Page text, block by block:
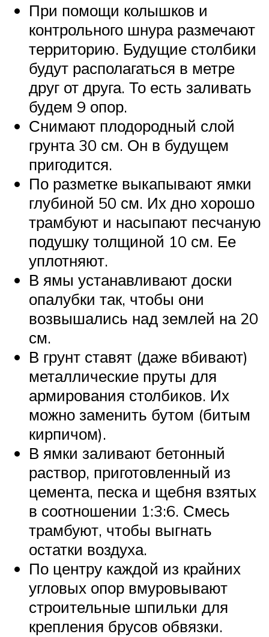
При помощи колышков и
контрольного шнура размечают
территорию. Будущие столбики
будут располагаться в метре
друг от друга. То есть заливать
будем 9 опор.
Снимают плодородный слой
грунта 30 см. Он в будущем
пригодится.
По разметке выкапывают ямки
глубиной 50 см. Их дно хорошо
трамбуют и насыпают песчаную
подушку толщиной 10 см. Ее
уплотняют.
В ямы устанавливают доски
опалубки так, чтобы они
возвышались над землей на 20
см.
В грунт ставят (даже вбивают)
металлические пруты для
армирования столбиков. Их
можно заменить бутом (битым
кирпичом).
В ямки заливают бетонный
раствор, приготовленный из
цемента, песка и щебня взятых
в соотношении 1:3:6. Смесь
трамбуют, чтобы выгнать
остатки воздуха.
По центру каждой из крайних
угловых опор вмуровывают
строительные шпильки для
крепления брусов обвязки.